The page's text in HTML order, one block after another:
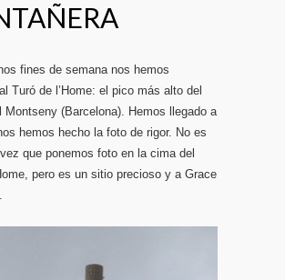
fines de semana nos hemos
Turó de l’Home: el pico más alto del
Montseny (Barcelona). Hemos llegado a
hemos hecho la foto de rigor. No es
que ponemos foto en la cima del
pero es un sitio precioso y a Grace